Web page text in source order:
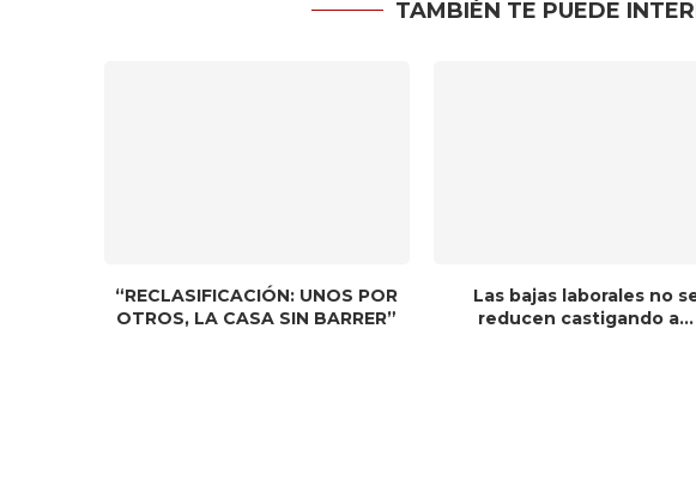
TAMBIÉN TE PUEDE
“RECLASIFICACIÓN: UNOS POR
OTROS, LA CASA SIN BARRER”
Las bajas laborales no
reducen castigando a...